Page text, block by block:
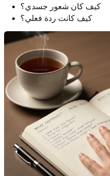
كيف كان شعور جسدي؟
كيف كانت ردة فعلي؟